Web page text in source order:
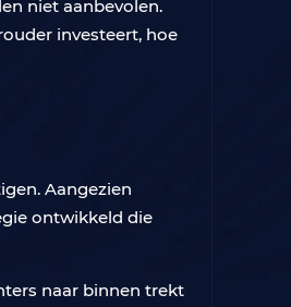
niet aanbevolen.
investeert, hoe
Aangezien
ontwikkeld die
naar binnen trekt